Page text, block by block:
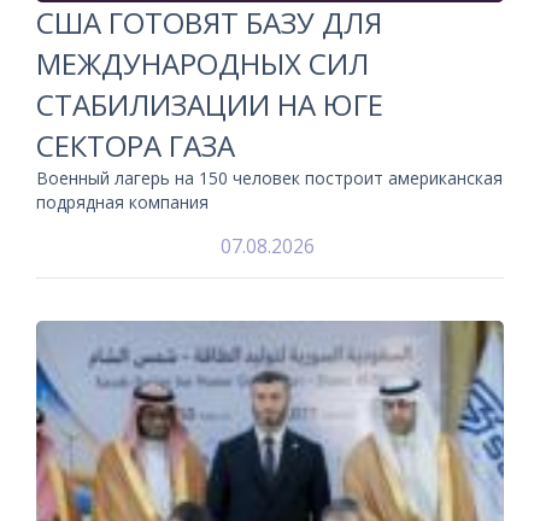
США ГОТОВЯТ БАЗУ ДЛЯ
МЕЖДУНАРОДНЫХ СИЛ
СТАБИЛИЗАЦИИ НА ЮГЕ
СЕКТОРА ГАЗА
Военный лагерь на 150 человек построит американская
подрядная компания
07.08.2026